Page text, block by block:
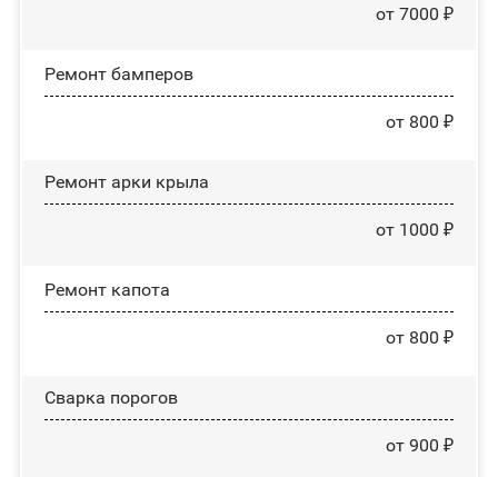
от 7000 ₽
Ремонт бамперов
от 800 ₽
Ремонт арки крыла
от 1000 ₽
Ремонт капота
от 800 ₽
Сварка порогов
от 900 ₽